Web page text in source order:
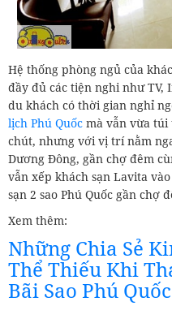
Hệ thống phòng ngủ của
đầy đủ các tiện nghi như
du khách có thời gian nghỉ
lịch Phú Quốc mà vẫn vừa túi
chút, nhưng với vị trí nằm
Dương Đông, gần chợ đêm
vẫn xếp khách sạn Lavita
sạn 2 sao Phú Quốc gần chợ
Xem thêm:
Những Chia Sẻ
Thể Thiếu Khi
Bãi Sao Phú Quốc